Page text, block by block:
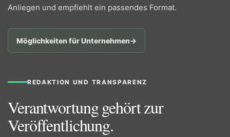
Anliegen und empfiehlt ein passendes Format.
Möglichkeiten für Unternehmen→
REDAKTION UND TRANSPARENZ
Verantwortung gehört zur
Veröffentlichung.